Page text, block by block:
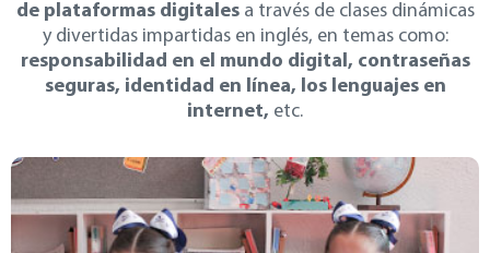
de plataformas digitalesa través de clases dinámicas
y divertidas impartidas en inglés, en temas como:
responsabilidad en el mundo digital, contraseñas
seguras, identidad en línea, los lenguajes en
internet, etc.